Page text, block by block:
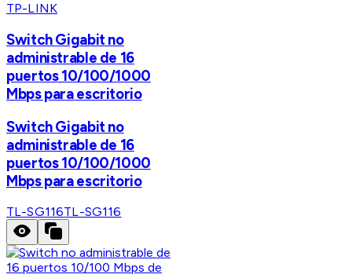
TP-LINK
Switch Gigabit no
administrable de 16
puertos 10/100/1000
Mbps para escritorio
Switch Gigabit no
administrable de 16
puertos 10/100/1000
Mbps para escritorio
TL-SG116TL-SG116